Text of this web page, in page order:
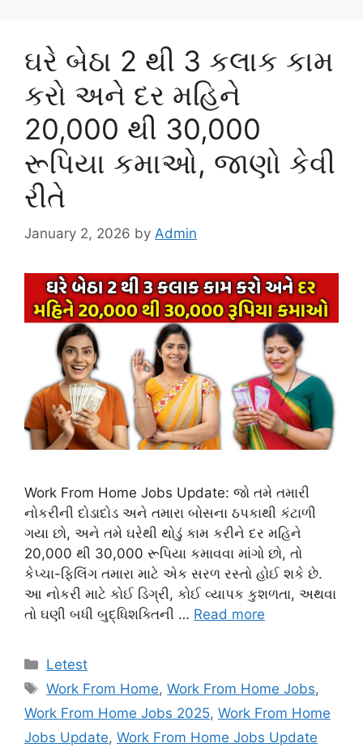
ઘરે બેઠા 2 થી 3 કલાક કામ
કરો અને દર મહિને
20,000 થી 30,000
રૂપિયા કમાઓ, જાણો કેવી
રીતે
January 2, 2026 by Admin
Work From Home Jobs Update: જો તમે તમારી
નોકરીની દોડાદોડ અને તમારા બોસના ઠપકાથી કંટાળી
ગયા છો, અને તમે ઘરેથી થોડું કામ કરીને દર મહિને
20,000 થી 30,000 રૂપિયા કમાવવા માંગો છો, તો
કેપ્ચા-ફિલિંગ તમારા માટે એક સરળ રસ્તો હોઈ શકે છે.
આ નોકરી માટે કોઈ ડિગ્રી, કોઈ વ્યાપક કુશળતા, અથવા
તો ઘણી બધી બુદ્ધિશક્તિની … Read more
Categories
Letest
Tags
Work From Home,Work From Home Jobs,
Work From Home Jobs 2025, Work From Home
Jobs Update, Work From Home Jobs Update